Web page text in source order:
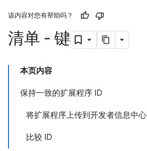
该内容对您有帮助吗？
清单 - 键
本页内容
保持一致的扩展程序 ID
将扩展程序上传到开发者信息中心
比较 ID